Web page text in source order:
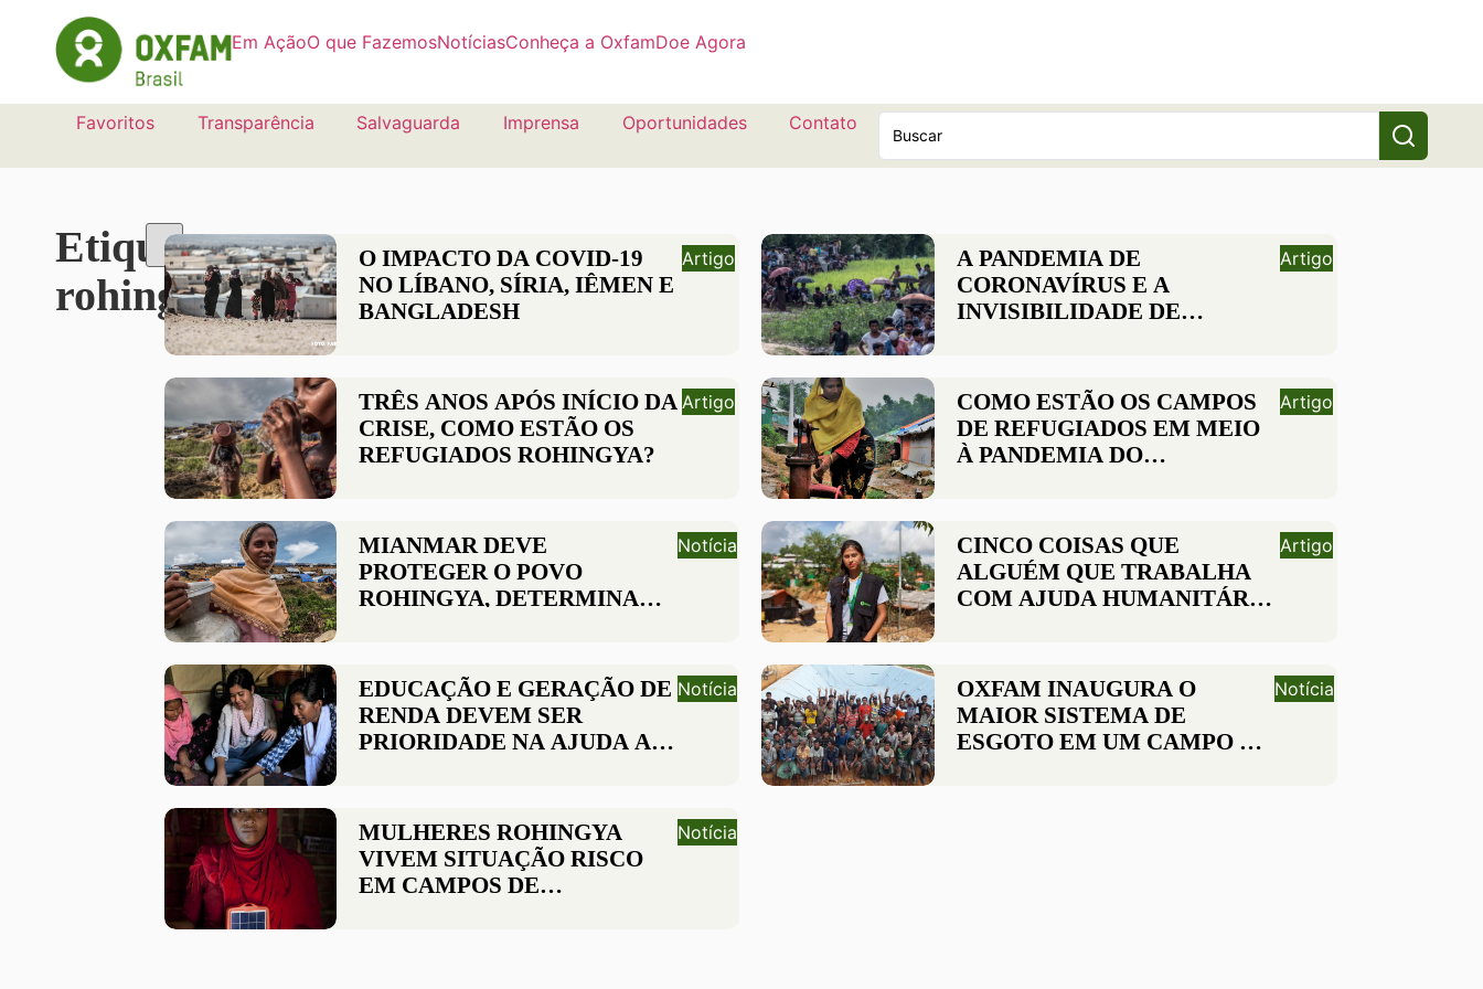
Em AçãoO que FazemosNotíciasConheça a OxfamDoe Agora
Favoritos Transparência Salvaguarda Imprensa Oportunidades Contato
Etiqueta:
rohingyas
O IMPACTO DA COVID-19
NO LÍBANO, SÍRIA, IÊMEN E
BANGLADESH
Artigo
A PANDEMIA DE
CORONAVÍRUS E A
INVISIBILIDADE DE
Artigo
TRÊS ANOS APÓS INÍCIO DA
CRISE, COMO ESTÃO OS
REFUGIADOS ROHINGYA?
Artigo
COMO ESTÃO OS CAMPOS
DE REFUGIADOS EM MEIO
À PANDEMIA DO
Artigo
MIANMAR DEVE
PROTEGER O POVO
ROHINGYA, DETERMINA
Notícia
CINCO COISAS QUE
ALGUÉM QUE TRABALHA
COM AJUDA HUMANITÁRIA
Artigo
EDUCAÇÃO E GERAÇÃO DE
RENDA DEVEM SER
PRIORIDADE NA AJUDA A
Notícia
OXFAM INAUGURA O
MAIOR SISTEMA DE
ESGOTO EM UM CAMPO DE
Notícia
MULHERES ROHINGYA
VIVEM SITUAÇÃO RISCO
EM CAMPOS DE
Notícia